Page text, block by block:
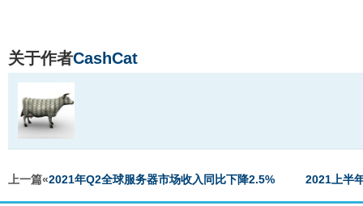
关于作者CashCat
上一篇«2021年Q2全球服务器市场收入同比下降2.5% 2021上半